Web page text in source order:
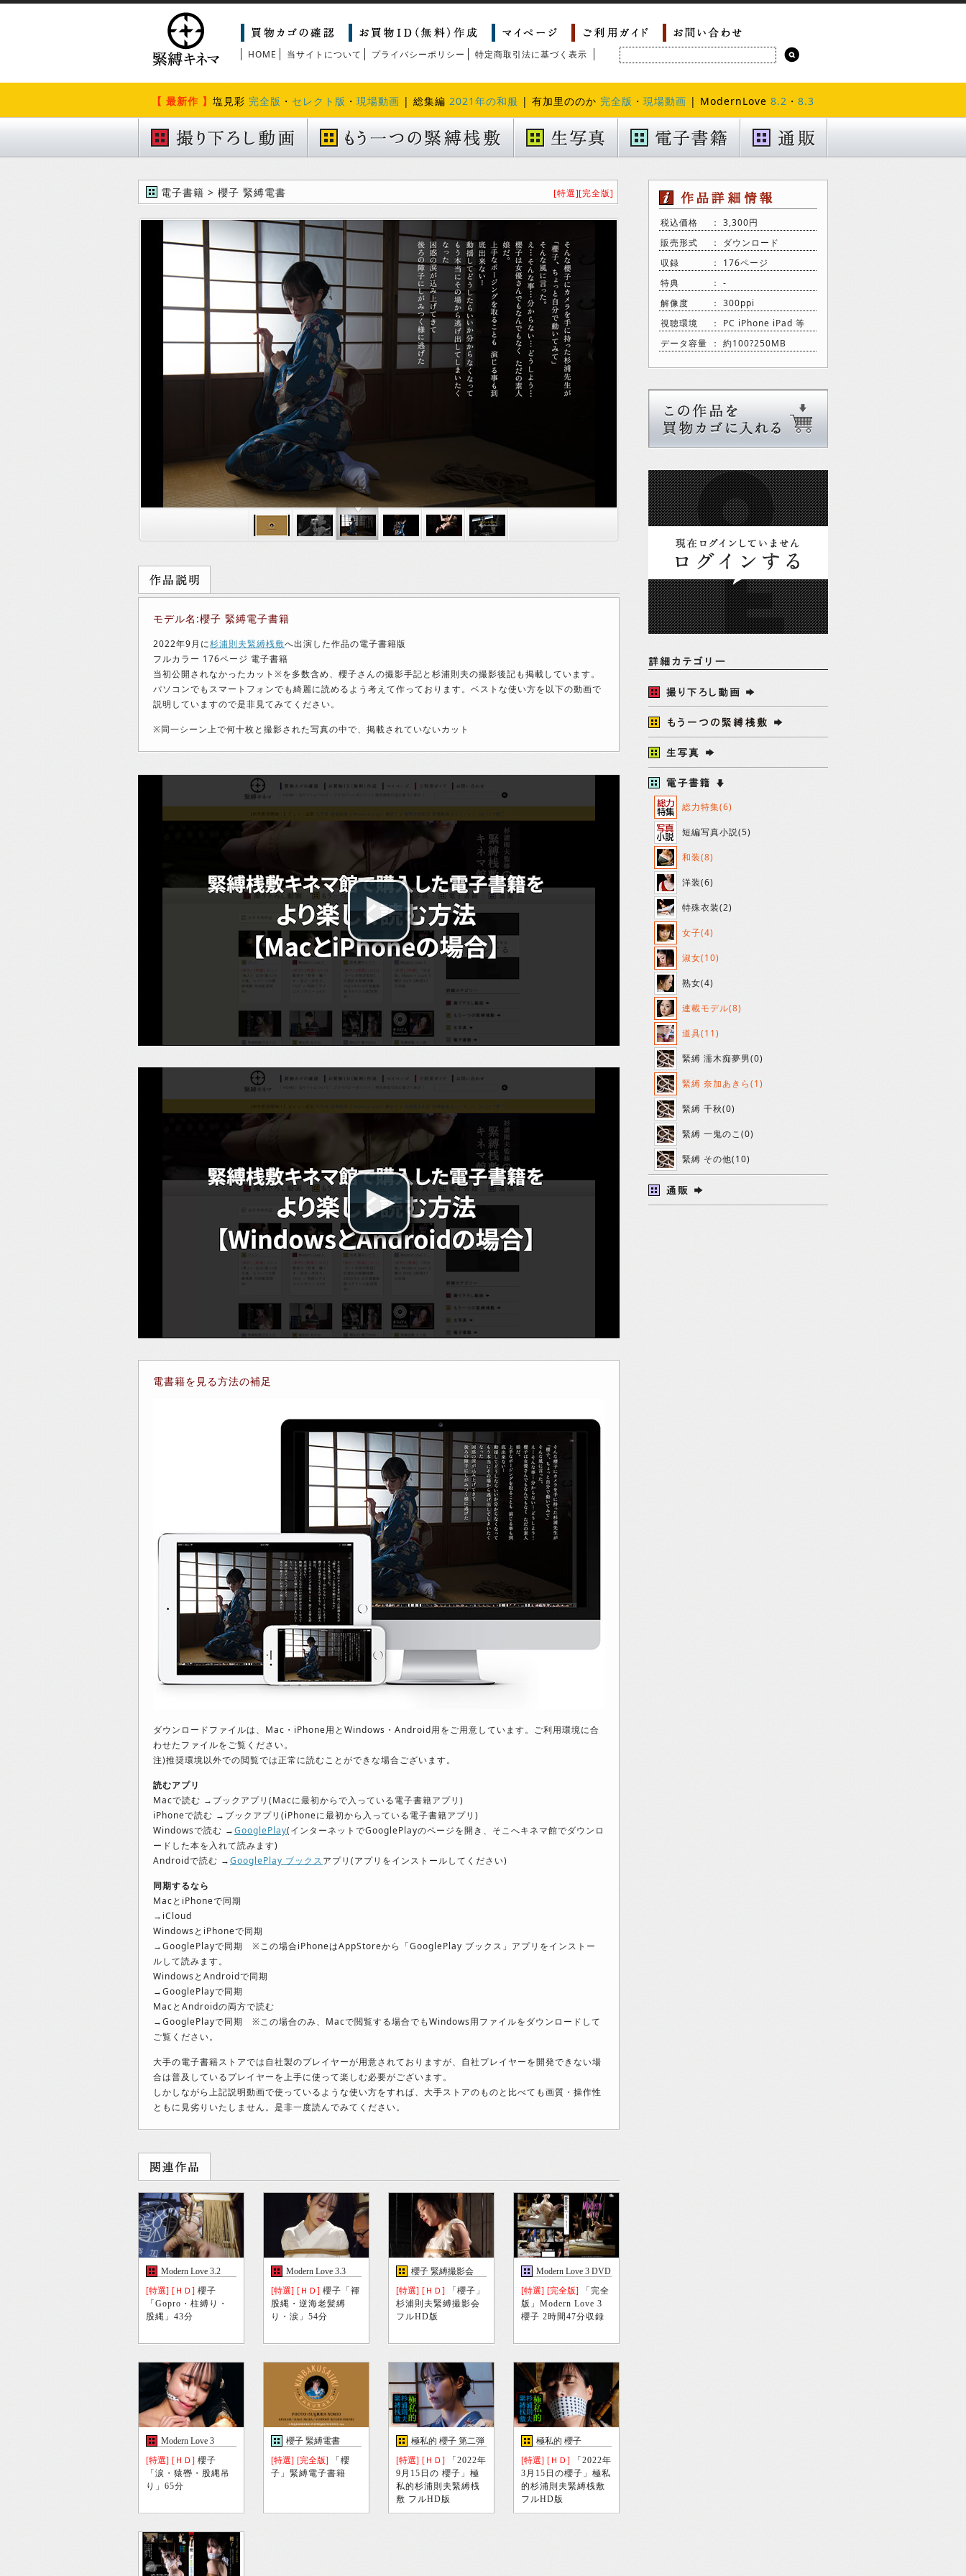
HOME 当サイトについて プライバシーポリシー 特定商取引法に基づく表示
【 最新作 】 塩見彩 完全版 ・ セレクト版 ・ 現場動画 | 総集編 2021年の和服 | 有加里ののか 完全版 ・ 現場動画 | ModernLove 8.2 ・ 8.3
[特選][完全版]
電子書籍 > 櫻子 緊縛電書
モデル名:櫻子 緊縛電子書籍
2022年9月に杉浦則夫緊縛桟敷へ出演した作品の電子書籍版
フルカラー 176ページ 電子書籍
当初公開されなかったカット※を多数含め、櫻子さんの撮影手記と杉浦則夫の撮影後記も掲載しています。
パソコンでもスマートフォンでも綺麗に読めるよう考えて作っております。ベストな使い方を以下の動画で
説明していますので是非見てみてください。
※同一シーン上で何十枚と撮影された写真の中で、掲載されていないカット
電書籍を見る方法の補足
ダウンロードファイルは、Mac・iPhone用とWindows・Android用をご用意しています。ご利用環境に合
わせたファイルをご覧ください。
注)推奨環境以外での閲覧では正常に読むことができな場合ございます。
読むアプリ
Macで読む →ブックアプリ(Macに最初からで入っている電子書籍アプリ)
iPhoneで読む →ブックアプリ(iPhoneに最初から入っている電子書籍アプリ)
Windowsで読む →GooglePlay(インターネットでGooglePlayのページを開き、そこへキネマ館でダウンロ
ードした本を入れて読みます)
Androidで読む →GooglePlay ブックスアプリ(アプリをインストールしてください)
同期するなら
MacとiPhoneで同期
→iCloud
WindowsとiPhoneで同期
→GooglePlayで同期 ※この場合iPhoneはAppStoreから「GooglePlay ブックス」アプリをインストー
ルして読みます。
WindowsとAndroidで同期
→GooglePlayで同期
MacとAndroidの両方で読む
→GooglePlayで同期 ※この場合のみ、Macで閲覧する場合でもWindows用ファイルをダウンロードして
ご覧ください。
大手の電子書籍ストアでは自社製のプレイヤーが用意されておりますが、自社プレイヤーを開発できない場
合は普及しているプレイヤーを上手に使って楽しむ必要がございます。
しかしながら上記説明動画で使っているような使い方をすれば、大手ストアのものと比べても画質・操作性
ともに見劣りいたしません。是非一度読んでみてください。
Modern Love 3.2
[特選] [ＨＤ] 櫻子
「Gopro・柱縛り・
股縄」43分
Modern Love 3.3
[特選] [ＨＤ] 櫻子「褌
股縄・逆海老髪縛
り・涙」54分
櫻子 緊縛撮影会
[特選] [ＨＤ] 「櫻子」
杉浦則夫緊縛撮影会
フルHD版
Modern Love 3 DVD
[特選] [完全版] 「完全
版」Modern Love 3
櫻子 2時間47分収録
Modern Love 3
[特選] [ＨＤ] 櫻子
「涙・猿轡・股縄吊
り」65分
櫻子 緊縛電書
[特選] [完全版] 「櫻
子」緊縛電子書籍
極私的 櫻子 第二弾
[特選] [ＨＤ] 「2022年
9月15日の 櫻子」極
私的杉浦則夫緊縛桟
敷 フルHD版
極私的 櫻子
[特選] [ＨＤ] 「2022年
3月15日の櫻子」極私
的杉浦則夫緊縛桟敷
フルHD版
税込価格
： 3,300円
販売形式
： ダウンロード
収録
： 176ページ
特典
： -
解像度
： 300ppi
視聴環境
： PC iPhone iPad 等
データ容量
： 約100?250MB
総力特集(6)
短編写真小説(5)
和装(8)
洋装(6)
特殊衣装(2)
女子(4)
淑女(10)
熟女(4)
連載モデル(8)
道具(11)
緊縛 濡木痴夢男(0)
緊縛 奈加あきら(1)
緊縛 千秋(0)
緊縛 一鬼のこ(0)
緊縛 その他(10)